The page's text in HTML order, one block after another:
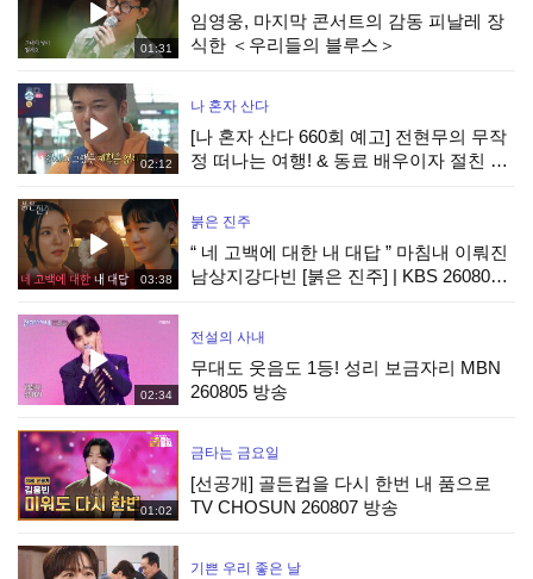
01:31
임영웅, 마지막 콘서트의 감동 피날레 장
식한 ＜우리들의 블루스＞
02:12
나 혼자 산다
[나 혼자 산다 660회 예고] 전현무의 무작
정 떠나는 여행! & 동료 배우이자 절친 현
03:38
붉은 진주
“ 네 고백에 대한 내 대답 ” 마침내 이뤄진
남상지강다빈 [붉은 진주] | KBS 260807
02:34
전설의 사내
무대도 웃음도 1등! 성리 보금자리 MBN
260805 방송
01:02
금타는 금요일
[선공개] 골든컵을 다시 한번 내 품으로
TV CHOSUN 260807 방송
기쁜 우리 좋은 날